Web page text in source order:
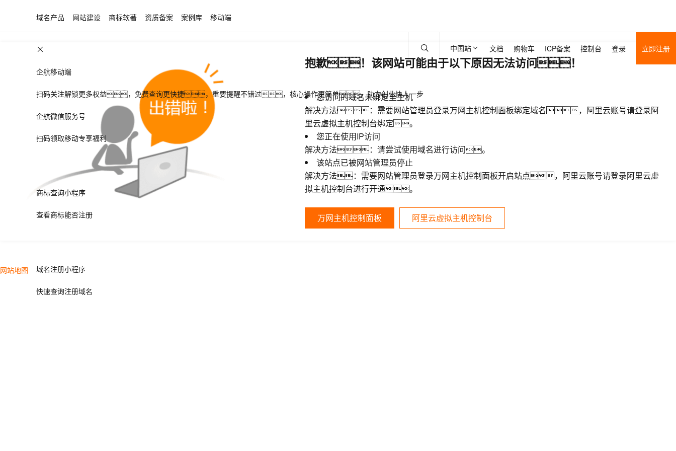
域名产品 网站建设 商标软著 资质备案 案例库 移动端
企航移动端
扫码关注解锁更多权益，免费查询更快捷，重要提醒不错过，核心操作更简单，助力创业快人一步
企航微信服务号
扫码领取移动专享福利
商标查询小程序
查看商标能否注册
域名注册小程序
快速查询注册域名
中国站 文档 购物车 ICP备案 控制台 登录 立即注册
抱歉！该网站可能由于以下原因无法访问！
您访问的域名未绑定至主机
解决方法：需要网站管理员登录万网主机控制面板绑定域名，阿里云账号请登录阿
里云虚拟主机控制台绑定。
您正在使用IP访问
解决方法：请尝试使用域名进行访问。
该站点已被网站管理员停止
解决方法：需要网站管理员登录万网主机控制面板开启站点，阿里云账号请登录阿里云虚
拟主机控制台进行开通。
万网主机控制面板 阿里云虚拟主机控制台
网站地图